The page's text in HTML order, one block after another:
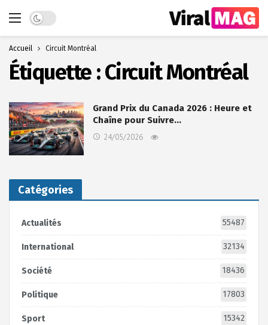
Dark mode
Accueil Circuit Montréal
Étiquette :Circuit Montréal
Grand Prix du Canada 2026 : Heure et
Chaîne pour Suivre…
24/05/2026
Catégories
Actualités 55487
International 32134
Société 18436
Politique 17803
Sport 15342